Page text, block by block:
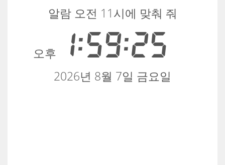
오후 1:59:25
알람 오전 11시에 맞춰 줘
2026년 8월 7일 금요일